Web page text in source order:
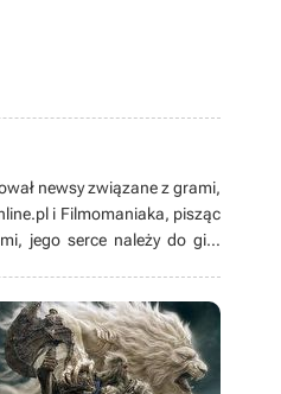
mieście.
się w jego
newsy związane z grami,
i Filmomaniaka, pisząc
jego serce należy do gier
Na forum pisze pod